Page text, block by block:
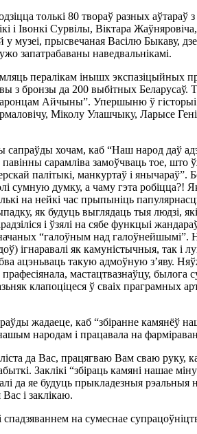
толькі 80 твораў разных
і Івонкі Сурвілы, Віктара
у музеі, прысвечаная Васілю Быкаву,
запатрабаваны наведвальнікамі.
пералікам інышх экспазіцыйных
з бронзы да 200 выбітных Беларусаў.
Айчыны”. Упершыню ў гісторыі
Міколу Улашчыку, Ларысе
сапраўды хочам, каб “Наш народ даў
сарамліва замоўчваць тое, што
палітыкі, манкуртаў і
сумную думку, а чаму гэта
на нейкі час прыпыніць
як будуць выглядаць тыя людзі,
і ўзялі на сябе функцыі
“галоўным над галоўнейшымі”.
ігнаравалі як камуністычныя, так
ацэньваць такую адмоўную з’яву.
мастацтвазнаўцу, былога
клапоціцеся ў сваіх праграмных
жадаеце, каб “збіранне камянёў
народам і працавала на
да Вас, працягваю Вам сваю руку,
Заклікі “збіраць камяні нашае
да яе будуць прыкладезныя
і заклікаю.
спадзяваннем на сумеснае